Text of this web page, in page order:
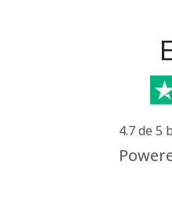
4.7 de 5